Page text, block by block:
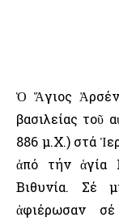
Ὁ Ἅγιος
βασιλείας τοῦ
886 μ.Χ.) στά
ἀπό τήν ἁγία
Βιθυνία. Σέ
ἀφιέρωσαν